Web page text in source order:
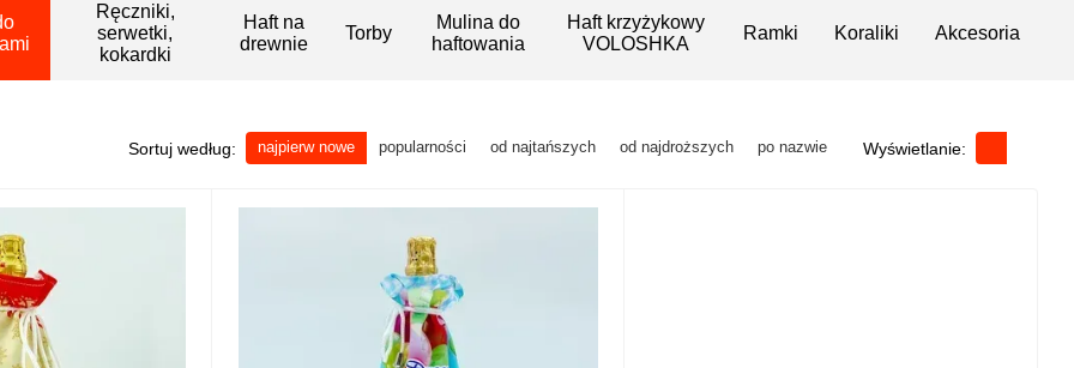
Ręczniki,
serwetki,
kokardki
Haft na
drewnie
Torby
Mulina do
haftowania
Haft krzyżykowy
VOLOSHKA
Ramki Koraliki Akcesoria
Sortuj według: najpierw nowe popularności od najtańszych od najdroższych po nazwie Wyświetlanie: